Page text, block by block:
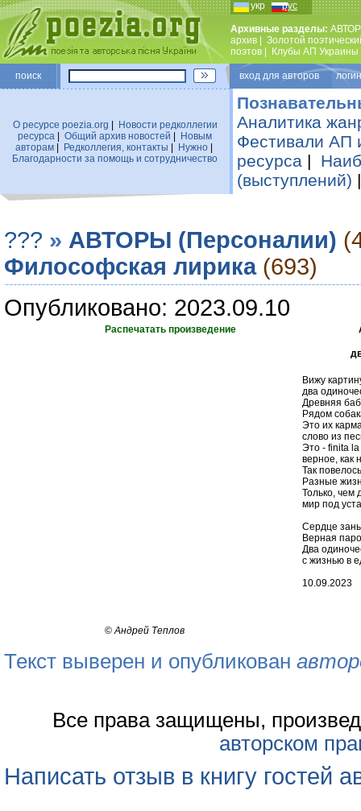
укр рус
Архивные разделы:
архив
Золотой
поэтов
Клубы АП Украины
поиск вход для авторов
О ресурсе poezia.org
Новости редколлегии
ресурса
Общий архив новостей
Новым
авторам| Редколлегия, контакты Нужно|
Благодарности за помощь и сотрудничество
Аналитика
Фестивали АП
ресурса |
(выступлений)
??? » АВТОРЫ (Персоналии)
Философская лирика (693)
Опубликовано: 2023.09.10
Распечатать произведение
Вижу
два
Древняя
Рядом
Это их
слово из
Это - finita la
верное, как
Так
Разные
Только, чем
мир под
Сердце
Верная
Два
с жизнью в
10.09.2023
©Андрей Теплов
Текст выверен и опубликован
Все права защищены,
авторском
Написать отзыв в книгу гостей